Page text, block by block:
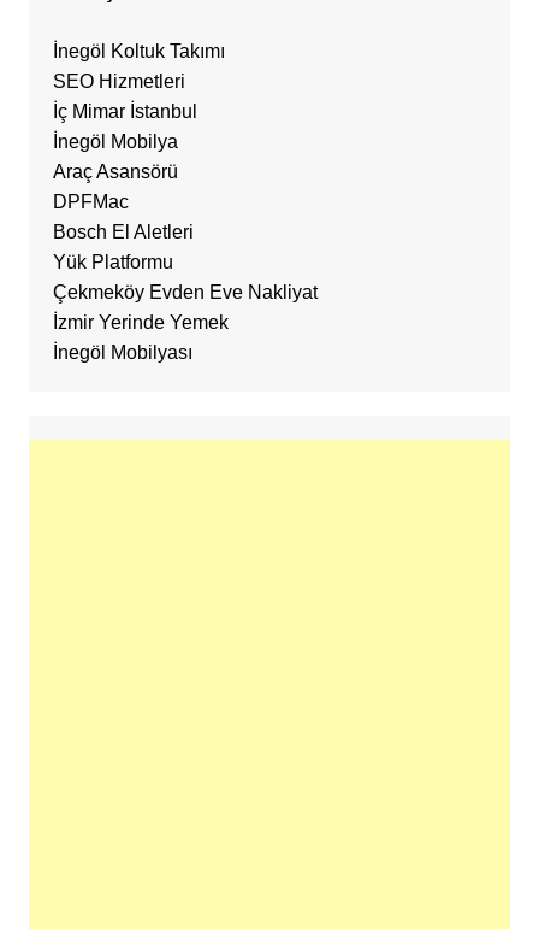
İnegöl Koltuk Takımı
SEO Hizmetleri
İç Mimar İstanbul
İnegöl Mobilya
Araç Asansörü
DPFMac
Bosch El Aletleri
Yük Platformu
Çekmeköy Evden Eve Nakliyat
İzmir Yerinde Yemek
İnegöl Mobilyası